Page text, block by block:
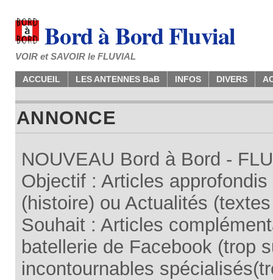
Bord à Bord Fluvial
VOIR et SAVOIR le FLUVIAL
ACCUEIL LES ANTENNES BaB INFOS DIVERS
ANNONCE
NOUVEAU Bord à Bord -
Objectif : Articles
(histoire) ou Actualités
Souhait : Articles
batellerie de Facebook (trop
incontournables